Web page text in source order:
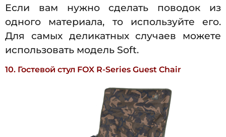
Если вам нужно сделать поводок из
одного материала, то используйте его.
Для самых деликатных случаев можете
использовать модель Soft.
10. Гостевой стул FOX R-Series Guest Chair